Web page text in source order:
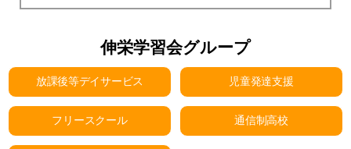
伸栄学習会グループ
放課後等デイサービス 児童発達支援
フリースクール 通信制高校